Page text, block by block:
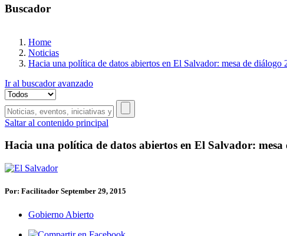
Buscador
Home
Noticias
Hacia una política de datos abiertos en El Salvador: mesa de diálogo
Ir al buscador avanzado
Saltar al contenido principal
Hacia una política de datos abiertos en El Salvador: mesa
Por: Facilitador September 29, 2015
Gobierno Abierto